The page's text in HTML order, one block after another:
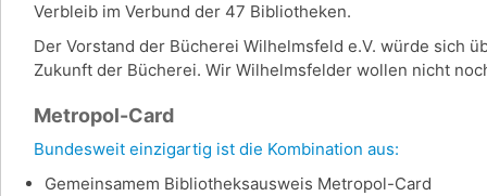
Verbleib im Verbund der 47 Bibliotheken.
Der Vorstand der Bücherei Wilhelmsfeld e.V. würde sich
Zukunft der Bücherei. Wir Wilhelmsfelder wollen nicht
Metropol-Card
Bundesweit einzigartig ist die Kombination aus:
Gemeinsamem Bibliotheksausweis Metropol-Card